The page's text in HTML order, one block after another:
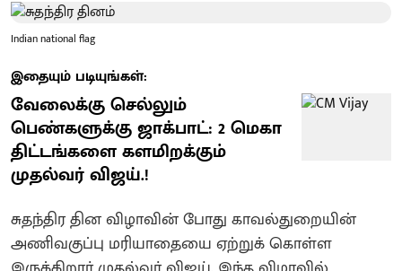
Indian national flag
இதையும் படியுங்கள்:
வேலைக்கு செல்லும்
பெண்களுக்கு ஜாக்பாட்: 2 மெகா
திட்டங்களை களமிறக்கும்
முதல்வர் விஜய்.!
சுதந்திர தின விழாவின் போது காவல்துறையின்
அணிவகுப்பு மரியாதையை ஏற்றுக் கொள்ள